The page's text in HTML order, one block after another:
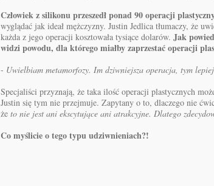
Człowiek z silikonu przeszedł ponad 90 operacji
wyglądać jak ideał mężczyzny. Justin Jedlica tłumaczy, że
każda z jego operacji kosztowała tysiące dolarów. Jak
widzi powodu, dla którego miałby zaprzestać operacji
- Uwielbiam metamorfozy. Im dziwniejsza operacja, tym lepiej
Specjaliści przyznają, że taka ilość operacji plastycznych
Justin się tym nie przejmuje. Zapytany o to, dlaczego nie
że to nie jest ani ekscytujące ani atrakcyjne. Dlatego
Co myślicie o tego typu udziwnieniach?!